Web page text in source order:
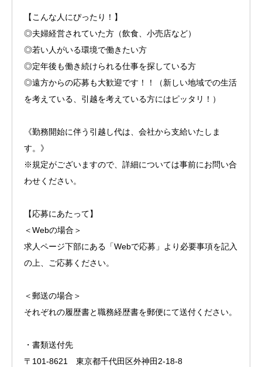
【こんな人にぴったり！】
◎夫婦経営されていた方（飲食、小売店など）
◎若い人がいる環境で働きたい方
◎定年後も働き続けられる仕事を探している方
◎遠方からの応募も大歓迎です！！（新しい地域での生活
を考えている、引越を考えている方にはピッタリ！）
《勤務開始に伴う引越し代は、会社から支給いたしま
す。》
※規定がございますので、詳細については事前にお問い合
わせください。
【応募にあたって】
＜Webの場合＞
求人ページ下部にある「Webで応募」より必要事項を記入
の上、ご応募ください。
＜郵送の場合＞
それぞれの履歴書と職務経歴書を郵便にて送付ください。
・書類送付先
〒101-8621 東京都千代田区外神田2-18-8